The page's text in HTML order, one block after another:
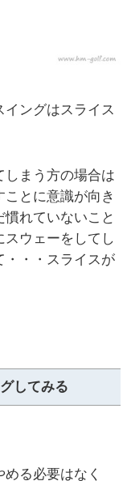
ングはスライス
しまう方の場合は
とに意識が向き
れていないこと
ウェーをしてし
・・・スライスが
してみる
る必要はなく